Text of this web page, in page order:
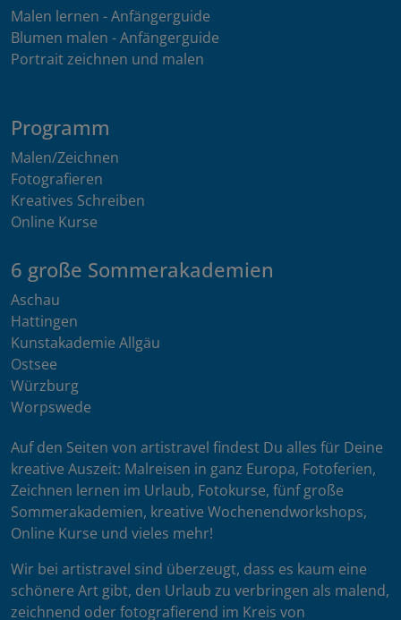
Malen lernen - Anfängerguide
Blumen malen - Anfängerguide
Portrait zeichnen und malen
Programm
Malen/Zeichnen
Fotografieren
Kreatives Schreiben
Online Kurse
6 große Sommerakademien
Aschau
Hattingen
Kunstakademie Allgäu
Ostsee
Würzburg
Worpswede
Auf den Seiten von artistravel findest Du alles für Deine
kreative Auszeit: Malreisen in ganz Europa, Fotoferien,
Zeichnen lernen im Urlaub, Fotokurse, fünf große
Sommerakademien, kreative Wochenendworkshops,
Online Kurse und vieles mehr!
Wir bei artistravel sind überzeugt, dass es kaum eine
schönere Art gibt, den Urlaub zu verbringen als malend,
zeichnend oder fotografierend im Kreis von